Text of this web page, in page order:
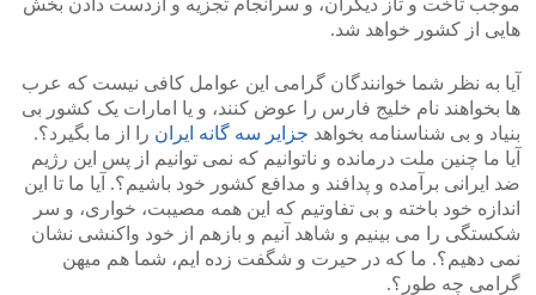
هایی از کشور خواهد شد.
آیا به نظر شما خوانندگان گرامی این عوامل کافی نیست که عرب
ها بخواهند نام خلیج فارس را عوض کنند، و یا امارات یک کشور بی
بنیاد و بی شناسنامه بخواهد جزایر سه گانه ایران را از ما بگیرد؟.
آیا ما چنین ملت درمانده و ناتوانیم که نمی توانیم از پس این رژیم
ضد ایرانی برآمده و پدافند و مدافع کشور خود باشیم؟. آیا ما تا این
اندازه خود باخته و بی تفاوتیم که این همه مصیبت، خواری، و سر
شکستگی را می بینیم و شاهد آنیم و بازهم از خود واکنشی نشان
نمی دهیم؟. ما که در حیرت و شگفت زده ایم، شما هم میهن
گرامی چه طور؟.